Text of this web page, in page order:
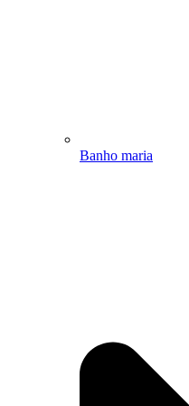
Banho maria